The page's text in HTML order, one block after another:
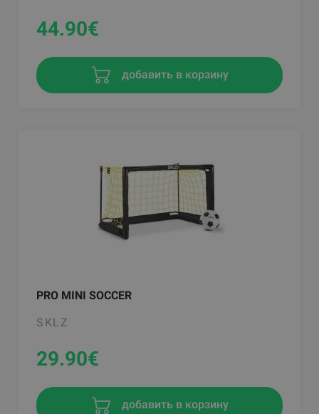
44.90€
добавить в корзину
PRO MINI SOCCER
SKLZ
29.90€
добавить в корзину